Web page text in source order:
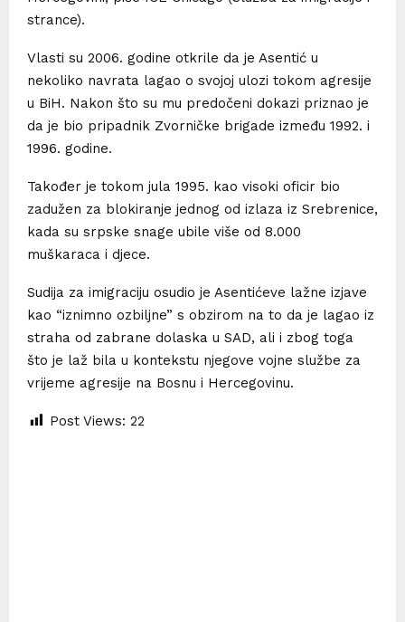
strance).
Vlasti su 2006. godine otkrile da je Asentić u
nekoliko navrata lagao o svojoj ulozi tokom agresije
u BiH. Nakon što su mu predočeni dokazi priznao je
da je bio pripadnik Zvorničke brigade između 1992. i
1996. godine.
Također je tokom jula 1995. kao visoki oficir bio
zadužen za blokiranje jednog od izlaza iz Srebrenice,
kada su srpske snage ubile više od 8.000
muškaraca i djece.
Sudija za imigraciju osudio je Asentićeve lažne izjave
kao “iznimno ozbiljne” s obzirom na to da je lagao iz
straha od zabrane dolaska u SAD, ali i zbog toga
što je laž bila u kontekstu njegove vojne službe za
vrijeme agresije na Bosnu i Hercegovinu.
Post Views: 22